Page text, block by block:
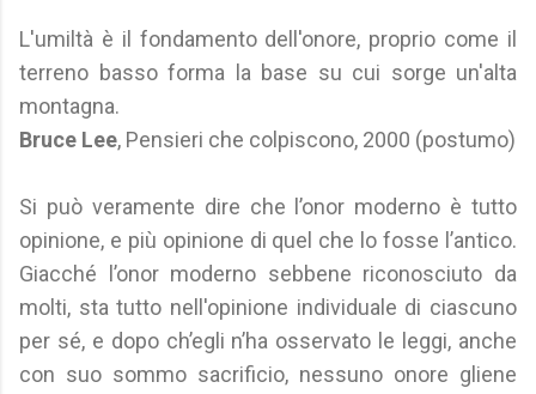
L'umiltà è il fondamento dell'onore, proprio come il
terreno basso forma la base su cui sorge un'alta
montagna.
Bruce Lee, Pensieri che colpiscono, 2000 (postumo)
Si può veramente dire che l’onor moderno è tutto
opinione, e più opinione di quel che lo fosse l’antico.
Giacché l’onor moderno sebbene riconosciuto da
molti, sta tutto nell'opinione individuale di ciascuno
per sé, e dopo ch’egli n’ha osservato le leggi, anche
con suo sommo sacrificio, nessuno onore gliene